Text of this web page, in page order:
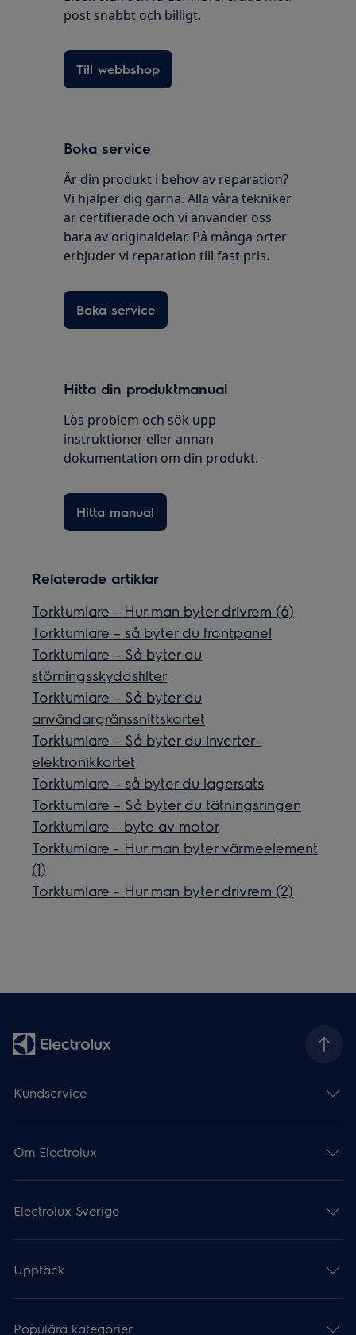
post snabbt och billigt.
Till webbshop
Boka service
Är din produkt i behov av reparation?
Vi hjälper dig gärna. Alla våra tekniker
är certifierade och vi använder oss
bara av originaldelar. På många orter
erbjuder vi reparation till fast pris.
Boka service
Hitta din produktmanual
Lös problem och sök upp
instruktioner eller annan
dokumentation om din produkt.
Hitta manual
Relaterade artiklar
Torktumlare - Hur man byter drivrem (6)
Torktumlare – så byter du frontpanel
Torktumlare – Så byter du
störningsskyddsfilter
Torktumlare – Så byter du
användargränssnittskortet
Torktumlare – Så byter du inverter-
elektronikkortet
Torktumlare – så byter du lagersats
Torktumlare – Så byter du tätningsringen
Torktumlare - byte av motor
Torktumlare - Hur man byter värmeelement
(1)
Torktumlare - Hur man byter drivrem (2)
Kundservice
Om Electrolux
Electrolux Sverige
Upptäck
Populära kategorier